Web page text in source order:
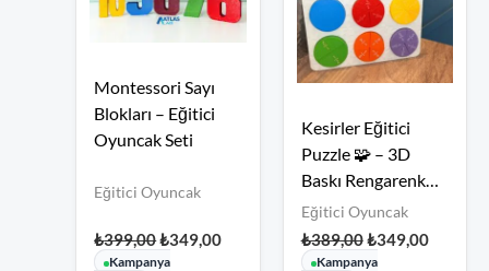
Montessori Sayı
Blokları – Eğitici
Oyuncak Seti
Eğitici Oyuncak
₺399,00
fiyat:
₺399,00.
₺349,00
Kampanya
Kesirler Eğitici
Puzzle 🧩 – 3D
Baskı Rengarenk
Fraction Oyunu 🌈
| Montessori
Matematik Seti 📚
Eğitici Oyuncak
₺389,00
fiyat:
₺389,00.
₺349,00
Kampanya